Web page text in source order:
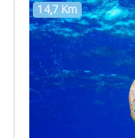
14,7 Km